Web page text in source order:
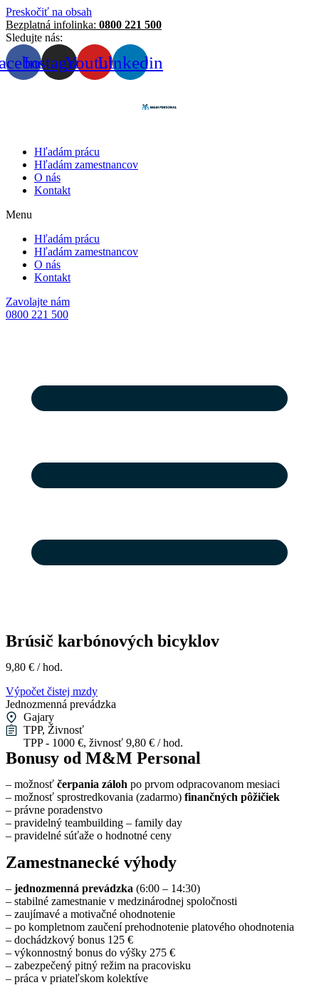
Preskočiť na obsah
Bezplatná infolinka: 0800 221 500
Sledujte nás:
InstagramYoutubeLinkedin
Hľadám prácu
Hľadám zamestnancov
O nás
Kontakt
Menu
Hľadám prácu
Hľadám zamestnancov
O nás
Kontakt
Zavolajte nám
0800 221 500
Brúsič karbónových bicyklov
9,80 € / hod.
Výpočet čistej mzdy
Jednozmenná prevádzka
Gajary
TPP, Živnosť
TPP - 1000 €, živnosť 9,80 € / hod.
Bonusy od M&M Personal
– možnosť čerpania záloh po prvom odpracovanom mesiaci
– možnosť sprostredkovania (zadarmo) finančných pôžičiek
– právne poradenstvo
– pravidelný teambuilding – family day
– pravidelné súťaže o hodnotné ceny
Zamestnanecké výhody
– jednozmenná prevádzka (6:00 – 14:30)
– stabilné zamestnanie v medzinárodnej spoločnosti
– zaujímavé a motivačné ohodnotenie
– po kompletnom zaučení prehodnotenie platového ohodnotenia
– dochádzkový bonus 125 €
– výkonnostný bonus do výšky 275 €
– zabezpečený pitný režim na pracovisku
– práca v priateľskom kolektíve